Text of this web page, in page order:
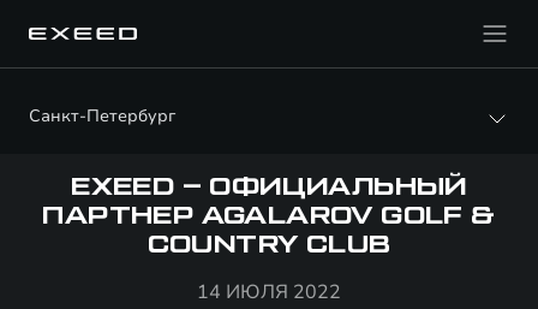
Санкт-Петербург
EXEED – ОФИЦИАЛЬНЫЙ
ПАРТНЕР AGALAROV GOLF &
COUNTRY CLUB
14 ИЮЛЯ 2022